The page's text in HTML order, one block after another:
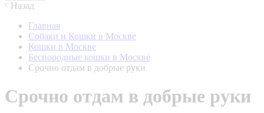
Назад
Главная
Собаки и Кошки в Москве
Кошки в Москве
Беспородные кошки в Москве
Срочно отдам в добрые руки
Срочно отдам в добрые руки